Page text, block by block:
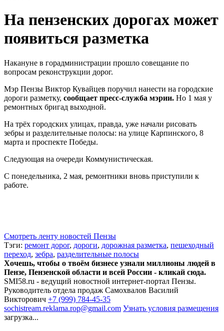
На пензенских дорогах может
появиться разметка
Накануне в горадминистрации прошло совещание по
вопросам реконструкции дорог.
Мэр Пензы Виктор Кувайцев поручил нанести на городские
дороги разметку, сообщает пресс-служба мэрии. Но 1 мая у
ремонтных бригад выходной.
На трёх городских улицах, правда, уже начали рисовать
зебры и разделительные полосы: на улице Карпинского, 8
марта и проспекте Победы.
Следующая на очереди Коммунистическая.
С понедельника, 2 мая, ремонтники вновь приступили к
работе.
Смотреть ленту новостей Пензы
Тэги: ремонт дорог, дороги, дорожная разметка, пешеходный
переход, зебра, разделительные полосы
Хочешь, чтобы о твоём бизнесе узнали миллионы людей в
Пензе, Пензенской области и всей России - кликай сюда.
SMI58.ru - ведущий новостной интернет-портал Пензы.
Руководитель отдела продаж Самохвалов Василий
Викторович +7 (999) 784-45-35
sochistream.reklama.rop@gmail.com Узнать условия размещения
загрузка...